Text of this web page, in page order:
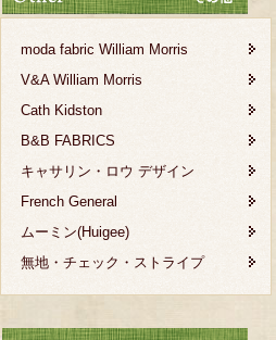
moda fabric William Morris
V&A William Morris
Cath Kidston
B&B FABRICS
キャサリン・ロウ デザイン
French General
ムーミン(Huigee)
無地・チェック・ストライプ